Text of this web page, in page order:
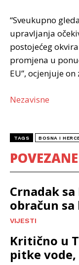
“Sveukupno
upravljanja
postojećeg
promjena u
EU”, ocjenjuje on
Nezavisne
TAGS BOSNA I
Crnadak
obračun
VIJESTI
Kritično u
pitke